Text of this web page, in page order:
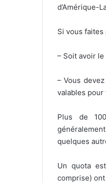
d’Amérique-
Si vous faites
– Soit avoir
– Vous
valables pour
Plus de
quelques
Un quota
comprise)